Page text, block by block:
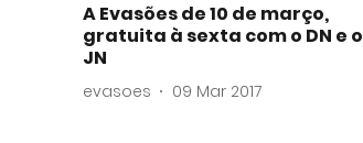
A Evasões de 10 de março,
gratuita à sexta com o DN e o
JN
evasoes 09 Mar 2017